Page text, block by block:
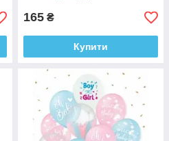
165 ₴
Купити